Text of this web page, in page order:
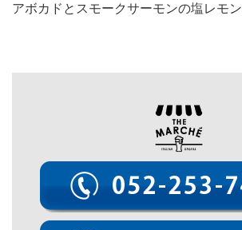
アボカドとスモークサーモンの塩レ